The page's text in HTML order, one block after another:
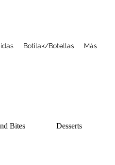
Botilak/Botellas Más
Bites Desserts